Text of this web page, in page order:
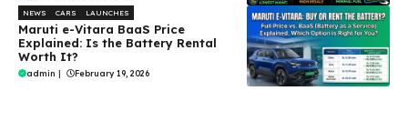
NEWS CARS LAUNCHES
Maruti e-Vitara BaaS Price
Explained: Is the Battery Rental
Worth It?
admin | February 19, 2026